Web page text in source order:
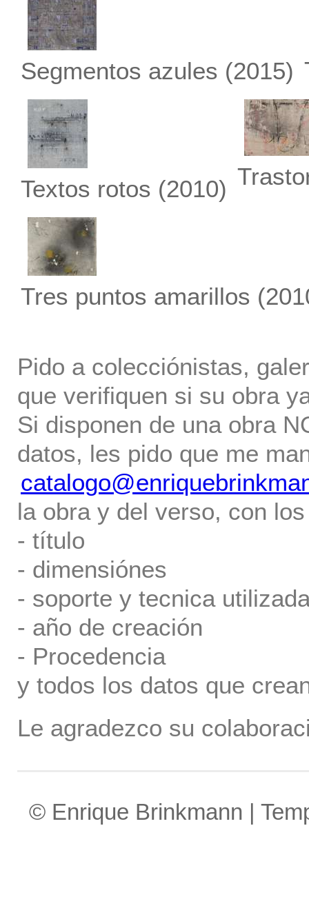
Segmentos azules (2015)
Textos rotos (2010)
Tres puntos amarillos
Pido a colecciónistas,
que verifiquen si su obra
Si disponen de una obra
datos, les pido que me
la obra y del verso, con
- título
- dimensiónes
- soporte y tecnica
- año de creación
- Procedencia
y todos los datos que
Le agradezco su
© Enrique Brinkmann |